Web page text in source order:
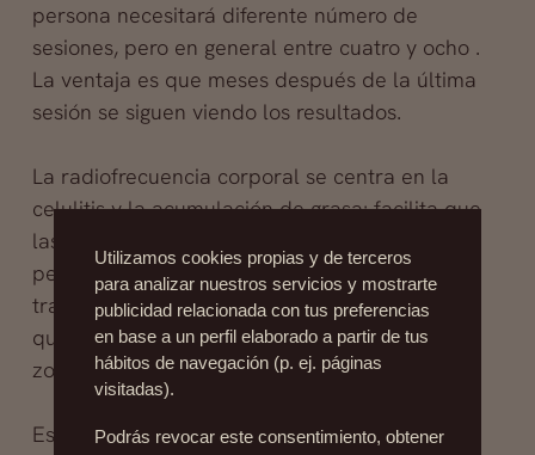
persona necesitará diferente número de
sesiones, pero en general entre cuatro y ocho .
La ventaja es que meses después de la última
sesión se siguen viendo los resultados.
La radiofrecuencia corporal se centra en la
celulitis y la acumulación de grasa: facilita que
las toxinas se dividan en partículas más
pequeñas para que luego sean eliminadas a
través de la orina y mejora la circulación para
que el oxígeno y los nutrientes lleguen a las
zonas tratadas.
Este tratamiento unido a preocedimientos
Utilizamos cookies propias y de terceros
para analizar nuestros servicios y mostrarte
publicidad relacionada con tus preferencias
en base a un perfil elaborado a partir de tus
hábitos de navegación (p. ej. páginas
visitadas).
Podrás revocar este consentimiento, obtener